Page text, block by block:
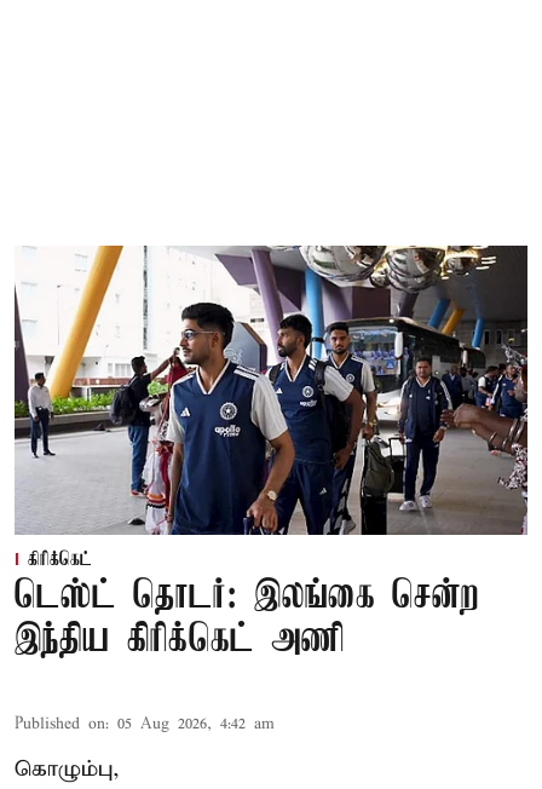
கிரிக்கெட்
டெஸ்ட் தொடர்: இலங்கை சென்ற
இந்திய கிரிக்கெட் அணி
Published on: 05 Aug 2026, 4:42 am
கொழும்பு,